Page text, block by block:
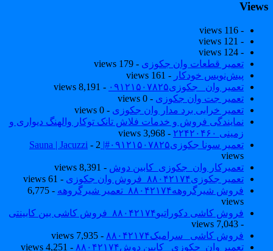
- 116 views
- 121 views
- 124 views
تعمیر قطعات وان جکوزی - 179 views
پیش‌نویس خودکار- 161 views
تعمیر وان _جکوزی۰۹۱۲۱۵۰۷۸۲۵
- 8,191 views
تعمیر جت وان جکوزی - 0 views
تعمیر خرابی برد مدار وان جکوزی - 0 views
نمایندگی فروش و خدمات فلاش تانک توکار والهنگ دیواری و
زمینی ۲۲۴۲۰۴۶۰
- 3,968 views
تعمیر سونا جکوزی۰۹۱۲۱۵۰۷۸۲۵#| Sauna | Jacuzzi
- 2
views
تعمیرکار وان_جکوزی_کابین دوش- 8,391 views
تعمیر جکوزی۸۸۰۴۲۱۷۴_فروش وان جکوزی
- 61 views
فروش شیرگروهه۸۸۰۴۲۱۷۴_تعمیر شیرگروهه
- 6,775
views
فروش کاشی دکوراتیو۸۸۰۴۲۱۷۴_فروش کاشی بین کابینتی
فروش کاشی _سرامیک۸۸۰۴۲۱۷۴
- 7,935 views
تعمیر وان_جکوزی_ کابین دوش۸۸۰۴۲۱۷۴
- 4,251 views